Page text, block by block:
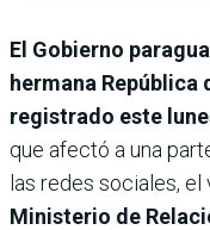
El Gobierno
hermana República
registrado este
que afectó a una
las redes sociales,
Ministerio de